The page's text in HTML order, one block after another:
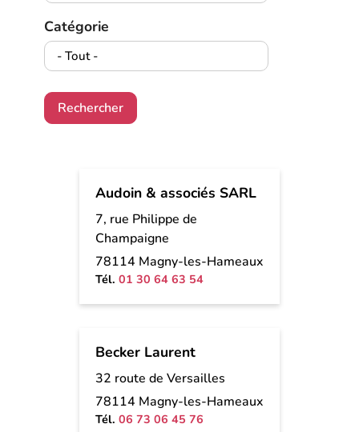
Catégorie
Rechercher
Audoin & associés SARL
7, rue Philippe de
Champaigne
78114 Magny-les-Hameaux
Tél. 01 30 64 63 54
Becker Laurent
32 route de Versailles
78114 Magny-les-Hameaux
Tél. 06 73 06 45 76